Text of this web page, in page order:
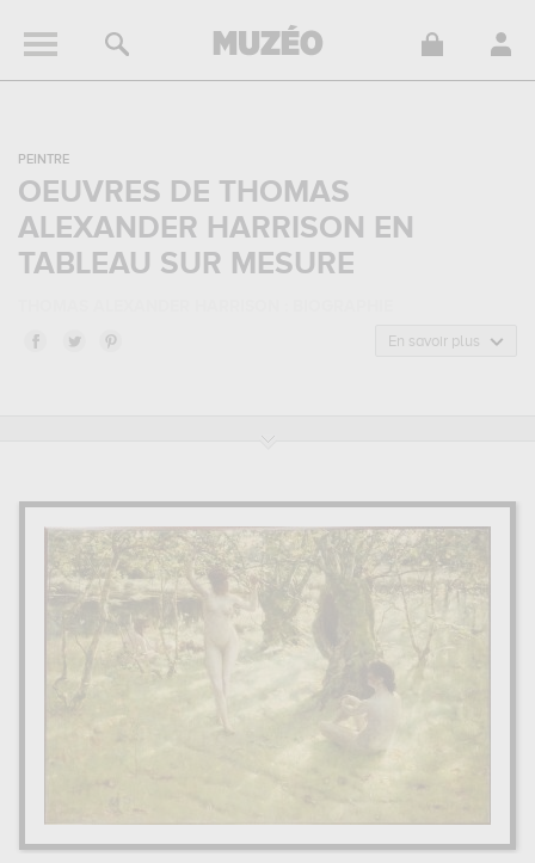
PEINTRE
OEUVRES DE THOMAS
ALEXANDER HARRISON EN
TABLEAU SUR MESURE
Thomas Alexander Harrison, est un peintre de nationalité
Thomas Alexander Harrison est notamment connu pour les œuvres
esquisse...
qui sont autant d'illustrations de ses sujets favoris :
paysage... Vous devrez vous rendre au musée d'orsay, paris,
france, pour pouvoir admirer l'une de ses œuvres. Les œuvres de
Thomas Alexander Harrison sont, en effet, principalement
musée d'orsay, paris, france,
. Muzéo vous
propose des reproductions de tableaux de grande qualité des
principales œuvres de Thomas Alexander Harrison.
THOMAS ALEXANDER HARRISON : SON ITINÉRAIRE D'ARTISTE
En savoir plus